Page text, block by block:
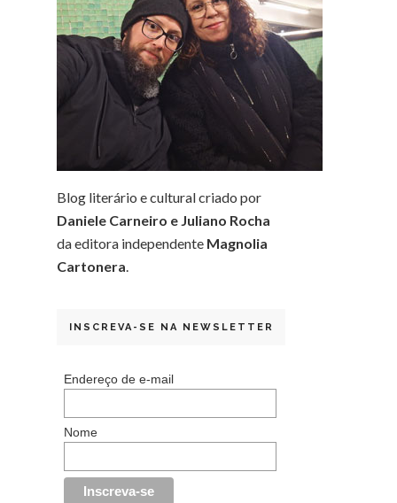
Blog literário e cultural criado por
Daniele Carneiro e Juliano Rocha
da editora independente Magnolia
Cartonera.
INSCREVA-SE NA NEWSLETTER
Endereço de e-mail
Nome